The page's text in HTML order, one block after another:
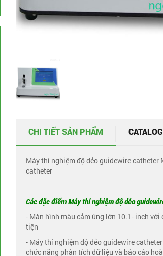
CHI TIẾT SẢN PHẨM
Máy thí nghiệm độ dẻo guidewire catheter
catheter
Các đặc điểm Máy thí nghiệm độ dẻo
- Màn hình màu cảm ứng lớn 10.1- inch
tiện
- Máy thí nghiệm độ dẻo guidewire
chức năng phân tích dữ liệu và báo cáo